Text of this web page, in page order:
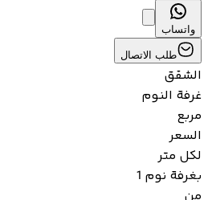
واتساب
طلب الاتصال
الشقق
غرفة النوم
مربع
السعر
لكل متر
بغرفة نوم 1